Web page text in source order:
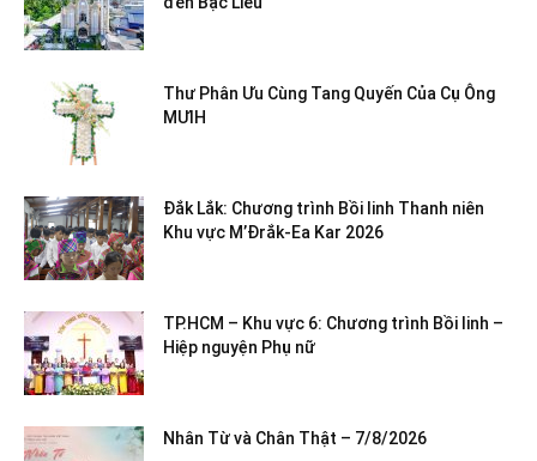
Thư Phân Ưu Cùng Tang Quyến Của Cụ Ông
MƯIH
Đắk Lắk: Chương trình Bồi linh Thanh niên
Khu vực M’Đrắk-Ea Kar 2026
TP.HCM – Khu vực 6: Chương trình Bồi linh –
Hiệp nguyện Phụ nữ
Nhân Từ và Chân Thật – 7/8/2026